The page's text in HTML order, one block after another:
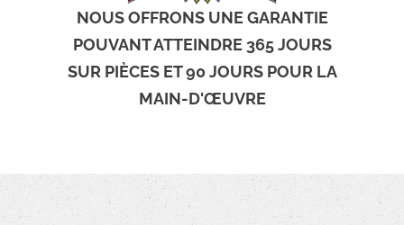
NOUS OFFRONS UNE GARANTIE
POUVANT ATTEINDRE 365 JOURS
SUR PIÈCES ET 90 JOURS POUR LA
MAIN-D'ŒUVRE